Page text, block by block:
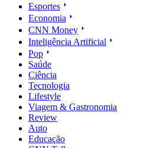
Esportes
Economia
CNN Money
Inteligência Artificial
Pop
Saúde
Ciência
Tecnologia
Lifestyle
Viagem & Gastronomia
Review
Auto
Educação